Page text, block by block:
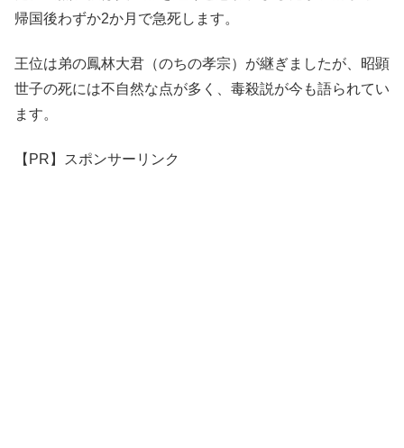
帰国後わずか2か月で急死します。
王位は弟の鳳林大君（のちの孝宗）が継ぎましたが、昭顕
世子の死には不自然な点が多く、毒殺説が今も語られてい
ます。
【PR】スポンサーリンク